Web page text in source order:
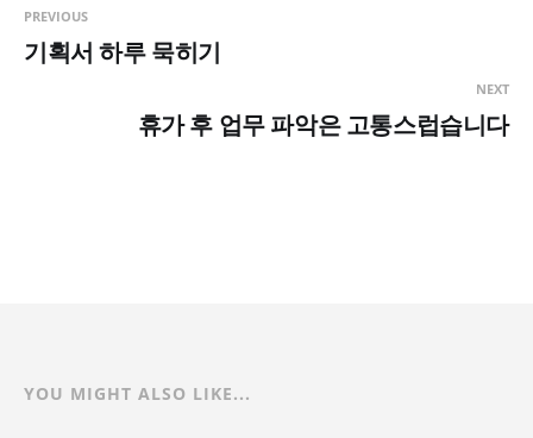
PREVIOUS
기획서 하루 묵히기
NEXT
휴가 후 업무 파악은 고통스럽습니다
YOU MIGHT ALSO LIKE...